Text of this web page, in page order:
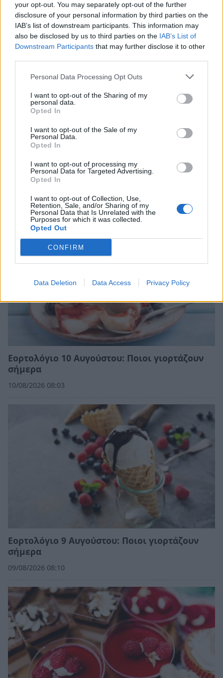
your opt-out. You may separately opt-out of the further
disclosure of your personal information by third parties on the
IAB’s list of downstream participants. This information may
also be disclosed by us to third parties on the IAB’s List of
Downstream Participants that may further disclose it to other
Personal Data Processing Opt Outs
I want to opt-out of the Sharing of my
personal data.
Opted In
I want to opt-out of the Sale of my
Personal Data.
Opted In
I want to opt-out of processing my
Personal Data for Targeted Advertising.
Opted In
I want to opt-out of Collection, Use,
Retention, Sale, and/or Sharing of my
Personal Data that Is Unrelated with the
Purposes for which it was collected.
Opted Out
CONFIRM
Data Deletion Data Access Privacy Policy
Εορτολόγιο 10 Αυγούστου: Ποιοι γιορτάζουν
σήμερα
10/08/2026 08:03
Εορτολόγιο 9 Αυγούστου: Ποιοι γιορτάζουν
σήμερα
09/08/2026 08:10